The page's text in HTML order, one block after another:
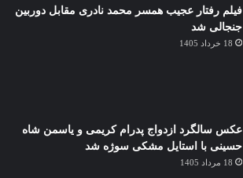
فیلم رفتار عجیب همسر محمد نادری مقابل دوربین
جنجالی شد
18 خرداد 1405
عکس سالگرد ازدواج پدرام کریمی و یاسمن شاه‌
حسینی با استایل مشکی سوژه شد
18 مرداد 1405